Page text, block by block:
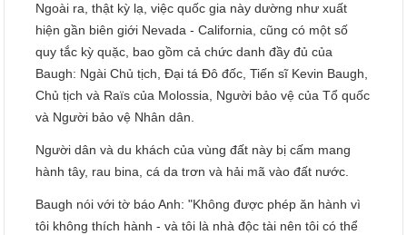
Ngoài ra, thật kỳ lạ, việc quốc gia này dường như xuất
hiện gần biên giới Nevada - California, cũng có một số
quy tắc kỳ quặc, bao gồm cả chức danh đầy đủ của
Baugh: Ngài Chủ tịch, Đại tá Đô đốc, Tiến sĩ Kevin Baugh,
Chủ tịch và Raïs của Molossia, Người bảo vệ của Tổ quốc
và Người bảo vệ Nhân dân.
Người dân và du khách của vùng đất này bị cấm mang
hành tây, rau bina, cá da trơn và hải mã vào đất nước.
Baugh nói với tờ báo Anh: "Không được phép ăn hành vì
tôi không thích hành - và tôi là nhà độc tài nên tôi có thể